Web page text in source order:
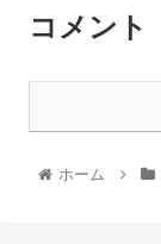
コメント
ホーム